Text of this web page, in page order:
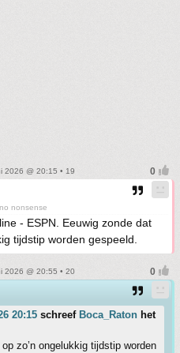
2026 @ 20:15 • 19
nonsense
- ESPN. Eeuwig zonde dat
tijdstip worden gespeeld.
2026 @ 20:55 • 20
20:15 schreef Boca_Raton het
zo’n ongelukkig tijdstip worden